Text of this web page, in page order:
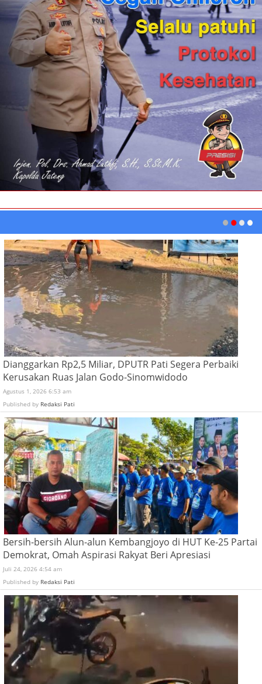
Dianggarkan Rp2,5 Miliar, DPUTR Pati Segera Perbaiki
Kerusakan Ruas Jalan Godo-Sinomwidodo
Agustus 1, 2026 6:53 am
Published by Redaksi Pati
Bersih-bersih Alun-alun Kembangjoyo di HUT Ke-25 Partai
Demokrat, Omah Aspirasi Rakyat Beri Apresiasi
Juli 24, 2026 4:54 am
Published by Redaksi Pati